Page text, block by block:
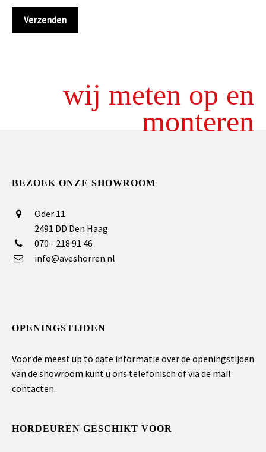
wij meten op en
monteren
BEZOEK ONZE SHOWROOM
Oder 11
2491 DD Den Haag
070 - 218 91 46
info@aveshorren.nl
OPENINGSTIJDEN
Voor de meest up to date informatie over de openingstijden
van de showroom kunt u ons telefonisch of via de mail
contacten.
HORDEUREN GESCHIKT VOOR